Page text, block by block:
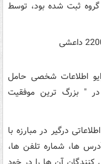
ثبت شده بود، توسط
اطلاعات شخصی حامل
در " بزرگ ترین موفقیت
درگیر در مبارزه با
ها، شماره تلفن ها،